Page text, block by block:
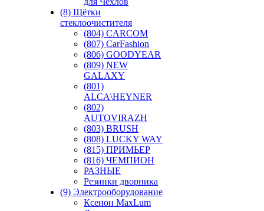
(8) Щётки
стеклоочистителя
(804) CARCOM
(807) CarFashion
(806) GOODYEAR
(809) NEW
GALAXY
(801)
ALCA\HEYNER
(802)
AUTOVIRAZH
(803) BRUSH
(808) LUCKY WAY
(815) ПРИМЬЕР
(816) ЧЕМПИОН
РАЗНЫЕ
Резинки дворника
(9) Электрооборудование
Ксенон MaxLum